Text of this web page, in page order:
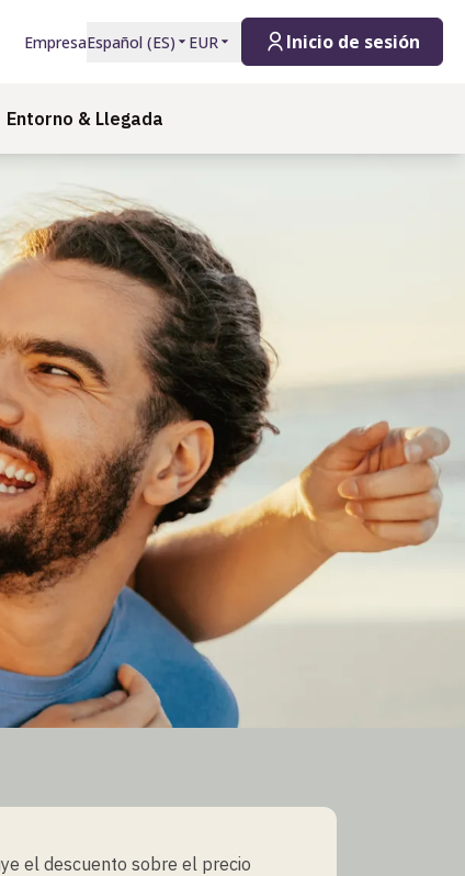
EmpresaEspañol (ES) EUR Inicio de sesión
Entorno & Llegada
el descuento sobre el precio